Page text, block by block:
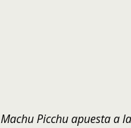
Machu Picchu apuesta a